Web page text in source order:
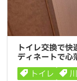
トイレ交換で快適
ートで心落ち着く
トイレ交換で
ディネートで心
トイレ